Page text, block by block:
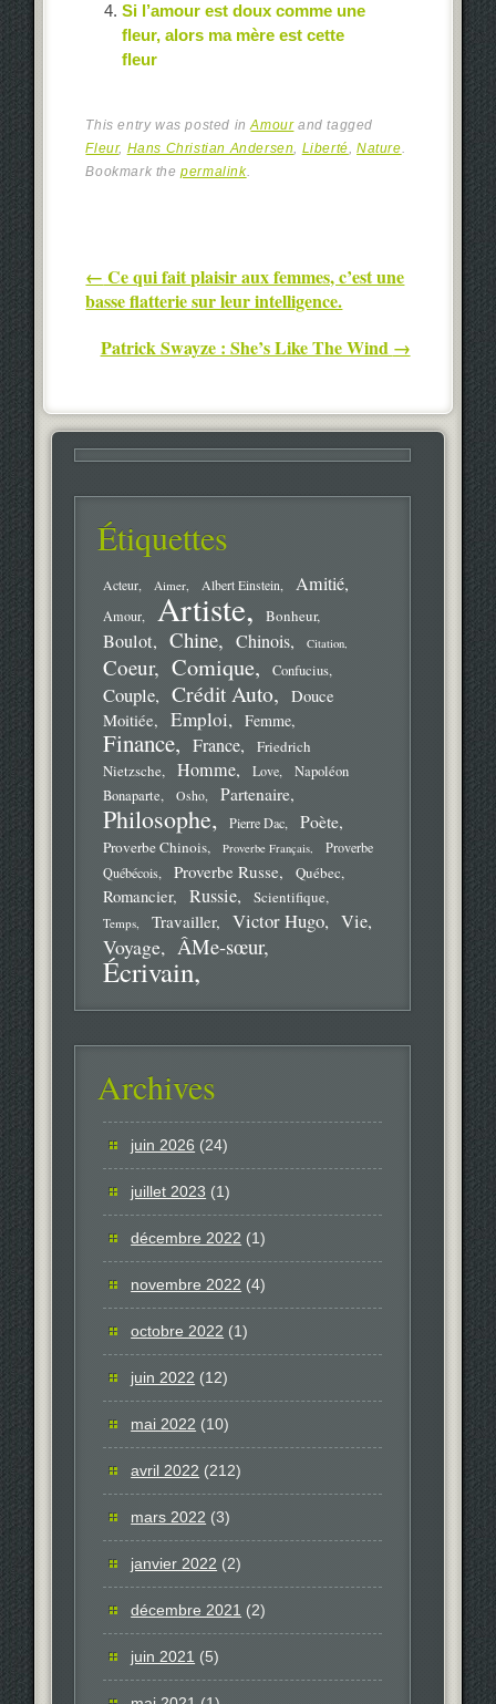
Si l’amour est doux comme une
fleur, alors ma mère est cette
fleur
This entry was posted inAmourand tagged
Fleur, Hans Christian Andersen, Liberté,Nature.
Bookmark thepermalink.
Post navigation
← Ce qui fait plaisir aux femmes, c’est une
basse flatterie sur leur intelligence.
Patrick Swayze : She’s Like The Wind →
Étiquettes
Acteur Aimer Albert Einstein Amitié
Amour Artiste Bonheur
Boulot Chine Chinois Citation
Coeur Comique Confucius
Couple Crédit Auto
Douce
Moitiée
Emploi Femme
Finance France
Friedrich
Nietzsche
Homme Love
Napoléon
Bonaparte
Osho Partenaire
Philosophe Pierre Dac Poète
Proverbe Chinois Proverbe Français
Proverbe
Québécois
Proverbe Russe Québec
Romancier Russie Scientifique
Temps Travailler Victor Hugo Vie
Voyage ÂMe-sœur
Écrivain
Archives
juin 2026 (24)
juillet 2023 (1)
décembre 2022 (1)
novembre 2022 (4)
octobre 2022 (1)
juin 2022 (12)
mai 2022 (10)
avril 2022 (212)
mars 2022 (3)
janvier 2022 (2)
décembre 2021 (2)
juin 2021 (5)